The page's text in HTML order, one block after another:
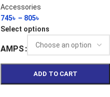
Accessories
745৳ – 805৳
Select options
AMPS
ADD TO CART